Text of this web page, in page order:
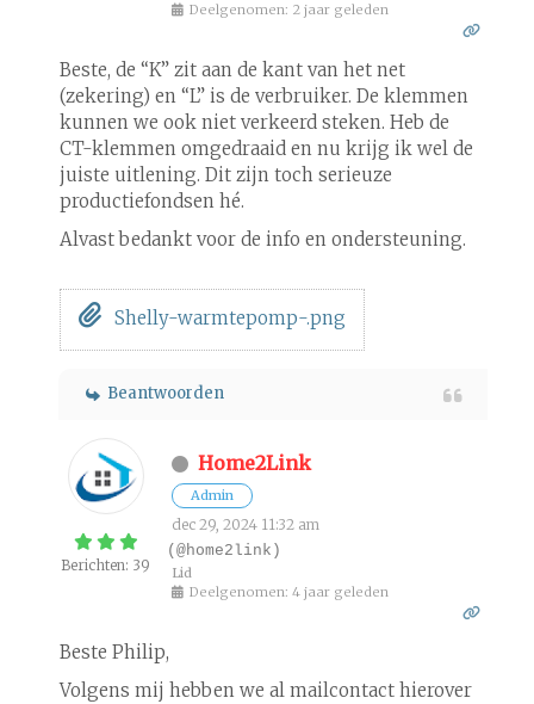
Deelgenomen: 2 jaar geleden
Beste, de “K” zit aan de kant van het net
(zekering) en “L” is de verbruiker. De klemmen
kunnen we ook niet verkeerd steken. Heb de
CT-klemmen omgedraaid en nu krijg ik wel de
juiste uitlening. Dit zijn toch serieuze
productiefondsen hé.
Alvast bedankt voor de info en ondersteuning.
Shelly-warmtepomp-.png
Beantwoorden
Berichten: 39
Home2Link
Admin
dec 29, 2024 11:32 am
(@home2link)
Lid
Deelgenomen: 4 jaar geleden
Beste Philip,
Volgens mij hebben we al mailcontact hierover